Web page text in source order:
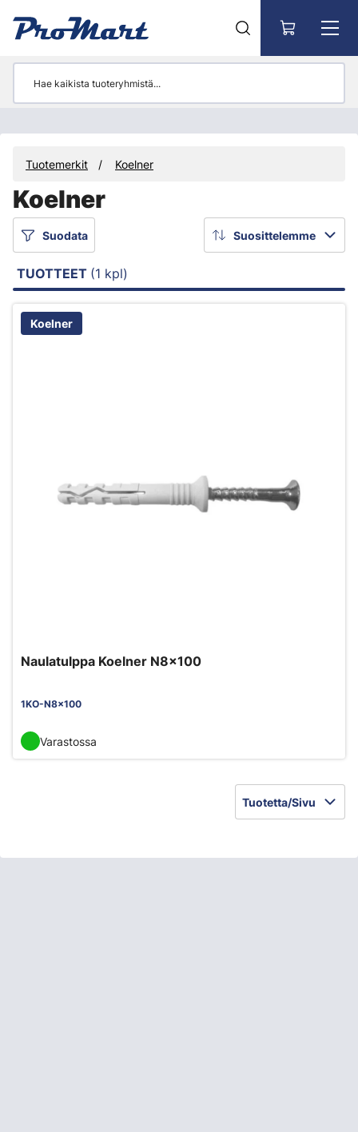
Tuotemerkit Koelner
Koelner
Suodata Suosittelemme
TUOTTEET (1 kpl)
Koelner
Naulatulppa Koelner N8x100
1KO-N8x100
Varastossa
Tuotetta/Sivu